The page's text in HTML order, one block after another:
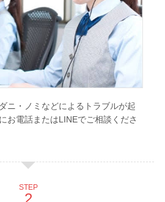
ニ・ノミなどによるトラブルが起
お電話またはLINEでご相談くださ
STEP